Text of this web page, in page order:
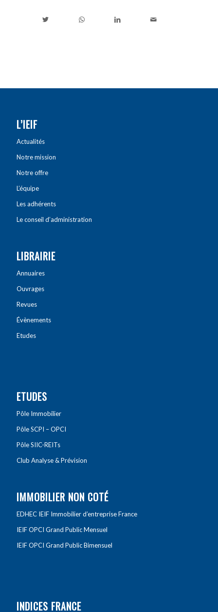
L’IEIF
Actualités
Notre mission
Notre offre
L’équipe
Les adhérents
Le conseil d’administration
LIBRAIRIE
Annuaires
Ouvrages
Revues
Évènements
Etudes
ETUDES
Pôle Immobilier
Pôle SCPI – OPCI
Pôle SIIC-REITs
Club Analyse & Prévision
IMMOBILIER NON COTÉ
EDHEC IEIF Immobilier d’entreprise France
IEIF OPCI Grand Public Mensuel
IEIF OPCI Grand Public Bimensuel
INDICES FRANCE